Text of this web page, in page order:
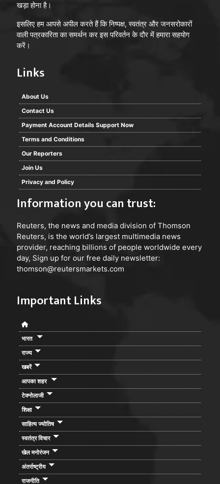
खड़ा होना है।
इसलिए हम आपसे अपील करते हैं कि निष्पक्ष, स्वतंत्र और जनसरोकारों
वाली पत्रकारिता का समर्थन कर इस परिवर्तन के दौर में हमारा सहयोग
करें।
Links
About Us
Contact Us
Payment Account Details Support Now
Terms and Conditions
Our Reporters
Join Us
Privacy and Policy
Information you can trust:
Reuters, the news and media division of Thomson
Reuters, is the world’s largest multimedia news
provider, reaching billions of people worldwide every
day, Sign up for our free daily newsletter:
thomson@reutersmarkets.com
Important Links
भारत
राज्य
खबरें
आपका शहर
टेक्नोलाजी
शिक्षा
साहित्य ज्योतिष
स्वतंत्र विचार
खेल मनोरंजन
अंतर्राष्ट्रीय
राजनीति